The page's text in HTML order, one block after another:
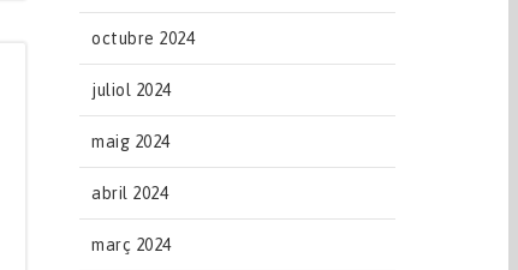
octubre 2024
juliol 2024
maig 2024
abril 2024
març 2024